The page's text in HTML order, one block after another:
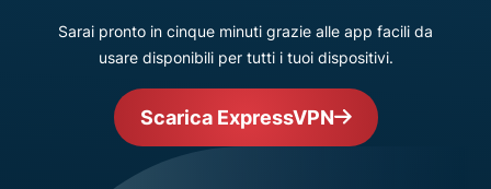
Sarai pronto in cinque minuti grazie alle app facili da
usare disponibili per tutti i tuoi dispositivi.
Scarica ExpressVPN